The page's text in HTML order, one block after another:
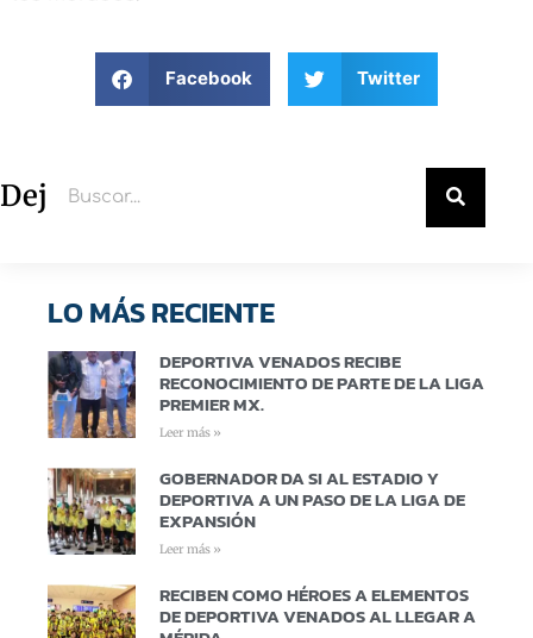
Facebook Twitter
Deja un comentario
LO MÁS RECIENTE
DEPORTIVA VENADOS RECIBE
RECONOCIMIENTO DE PARTE DE LA LIGA
PREMIER MX.
Leer más »
GOBERNADOR DA SI AL ESTADIO Y
DEPORTIVA A UN PASO DE LA LIGA DE
EXPANSIÓN
Leer más »
RECIBEN COMO HÉROES A ELEMENTOS
DE DEPORTIVA VENADOS AL LLEGAR A